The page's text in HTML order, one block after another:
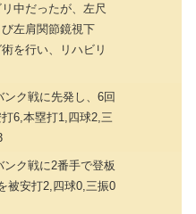
中だったが、左尺
左肩関節鏡視下
を行い、リハビリ
ンク戦に先発し、6回
6,本塁打1,四球2,三
ンク戦に2番手で登板
被安打2,四球0,三振0